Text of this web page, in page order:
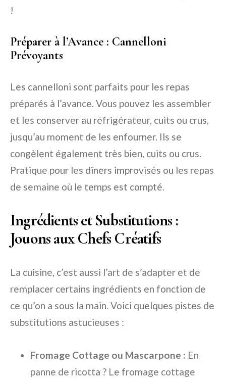
!
Préparer à l’Avance : Cannelloni
Prévoyants
Les cannelloni sont parfaits pour les repas
préparés à l’avance. Vous pouvez les assembler
et les conserver au réfrigérateur, cuits ou crus,
jusqu’au moment de les enfourner. Ils se
congèlent également très bien, cuits ou crus.
Pratique pour les dîners improvisés ou les repas
de semaine où le temps est compté.
Ingrédients et Substitutions :
Jouons aux Chefs Créatifs
La cuisine, c’est aussi l’art de s’adapter et de
remplacer certains ingrédients en fonction de
ce qu’on a sous la main. Voici quelques pistes de
substitutions astucieuses :
Fromage Cottage ou Mascarpone : En
panne de ricotta ? Le fromage cottage